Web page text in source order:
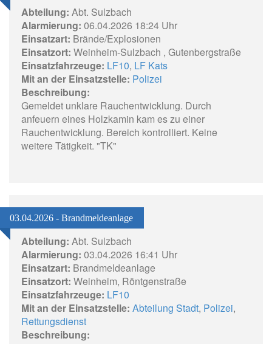
Abteilung: Abt. Sulzbach
Alarmierung: 06.04.2026 18:24 Uhr
Einsatzart: Brände/Explosionen
Einsatzort: Weinheim-Sulzbach , Gutenbergstraße
Einsatzfahrzeuge: LF10, LF Kats
Mit an der Einsatzstelle: Polizei
Beschreibung:
Gemeldet unklare Rauchentwicklung. Durch
anfeuern eines Holzkamin kam es zu einer
Rauchentwicklung. Bereich kontrolliert. Keine
weitere Tätigkeit. "TK"
03.04.2026 - Brandmeldeanlage
Abteilung: Abt. Sulzbach
Alarmierung: 03.04.2026 16:41 Uhr
Einsatzart: Brandmeldeanlage
Einsatzort: Weinheim, Röntgenstraße
Einsatzfahrzeuge: LF10
Mit an der Einsatzstelle: Abteilung Stadt, Polizei,
Rettungsdienst
Beschreibung: